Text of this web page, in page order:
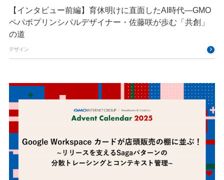
【インタビュー前編】育休明けに直面したAI時代―GMO
ペパボプリンシパルデザイナー・佐藤咲が歩む「共創」
の道
デザイン